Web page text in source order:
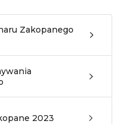
Zakopanego
2023